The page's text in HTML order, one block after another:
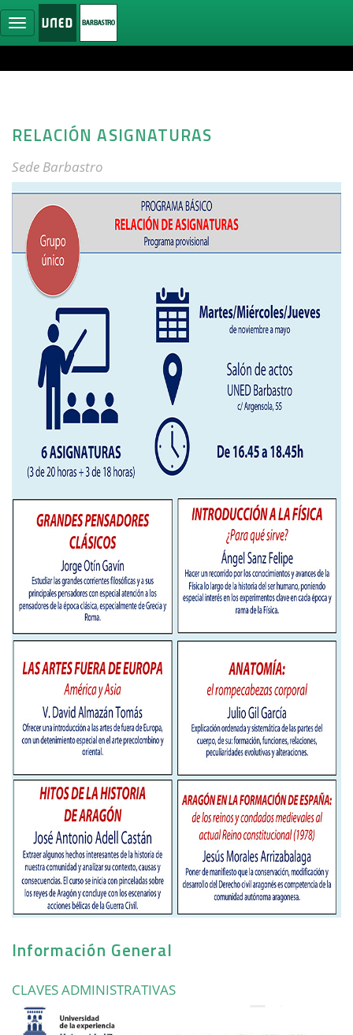
Ocultar
navegación
RELACIÓN ASIGNATURAS
Sede Barbastro
Información General
CLAVES ADMINISTRATIVAS